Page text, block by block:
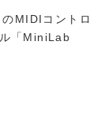
MIDIコントロ
「MiniLab